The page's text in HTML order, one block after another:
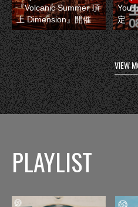
『Volcanic Summer 頂
上 Dimension』開催
定
VIEW
PLAYLIST